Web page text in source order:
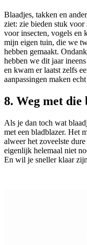
Blaadjes, takken en
ziet: zie bieden stuk
voor insecten, vogels en
mijn eigen tuin, die we
hebben gemaakt.
hebben we dit jaar
en kwam er laatst zelfs
aanpassingen maken
8. Weg met
Als je dan toch wat
met een bladblazer. Het
alweer het zoveelste
eigenlijk helemaal niet
En wil je sneller klaar